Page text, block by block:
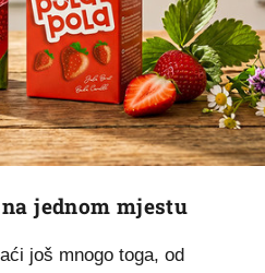
jednom mjestu
još mnogo toga, od